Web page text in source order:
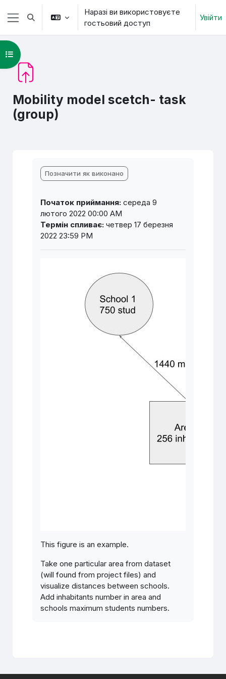
Перейти до головного вмісту
Бокова панель
Переключити введення пошуку
Наразі ви використовуєте
гостьовий доступ
Увійти
Mobility model scetch- task
(group)
Відкритий покажчик курсу
Позначити як виконано
Початок приймання: середа 9
лютого 2022 00:00 AM
Термін спливає: четвер 17 березня
2022 23:59 PM
This figure is an example.
Take one particular area from dataset
(will found from project files) and
visualize distances between schools.
Add inhabitants number in area and
schools maximum students numbers.